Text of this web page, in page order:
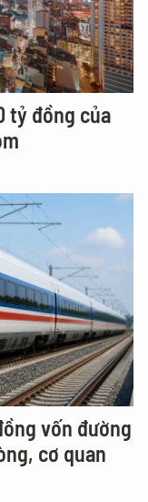
tỷ đồng của
vốn đường
cơ quan